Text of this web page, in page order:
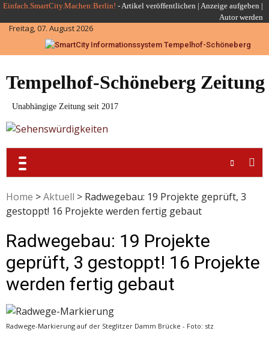
Skip
to
content
Einfach.SmartCity.Machen:Berlin! -Artikel veröffentlichen | Anzeige aufgeben |
Autor werden
Freitag, 07. August 2026
Tempelhof-Schöneberg Zeitung
Unabhängige Zeitung seit 2017
Home >Aktuell > Radwegebau: 19 Projekte geprüft, 3
gestoppt! 16 Projekte werden fertig gebaut
Radwegebau: 19 Projekte
geprüft, 3 gestoppt! 16 Projekte
werden fertig gebaut
Radwege-Markierung auf der Steglitzer Damm Brücke - Foto: stz